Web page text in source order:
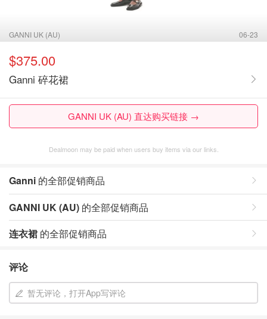
GANNI UK (AU) 06-23
$375.00
Ganni 碎花裙
GANNI UK (AU) 直达购买链接 →
Dealmoon may be paid when users buy items via our links.
Ganni 的全部促销商品
GANNI UK (AU) 的全部促销商品
连衣裙 的全部促销商品
评论
暂无评论，打开App写评论